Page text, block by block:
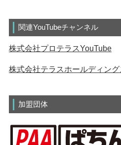
関連YouTubeチャンネル
株式会社プロテラスYouTube
株式会社テラスホールディン
加盟団体